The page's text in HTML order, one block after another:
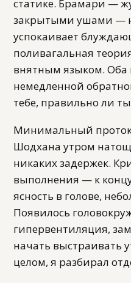
статике. Брамари —
закрытыми ушами —
успокаивает
поливагальная
внятным языком. Оба
немедленной
тебе, правильно ли
Минимальный
Шодхана утром
никаких задержек.
выполнения — к
ясность в голове,
Появилось
гипервентиляция,
начать выстраивать
целом, я разбирал